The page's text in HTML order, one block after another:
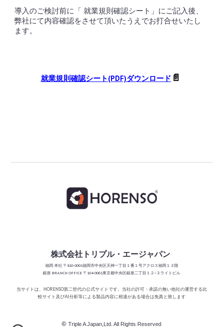
導入のご検討前に「 就業規則確認シート」にご記入後、
弊社にて内容確認をさせて頂いたうえでお打合せいたし
ます。
就業規則確認シート(PDF)ダウンロード 📄
株式会社トリプル・エージャパン
福岡 本社 〒810-0001福岡市中央区天神一丁目１番１号アクロス福岡１３階
銀座 BRANCH OFFICE 〒104-0061東京都中央区銀座二丁目１２−３ライトビル
当サイトは、HORENSO第二世代の公式サイトです。当社の許可・承諾の無い他社の運営する比
較サイト及びAI 分析等による製品内容に相違がある場合は免責と致します
© Triple A Japan,Ltd. All Rights Reserved